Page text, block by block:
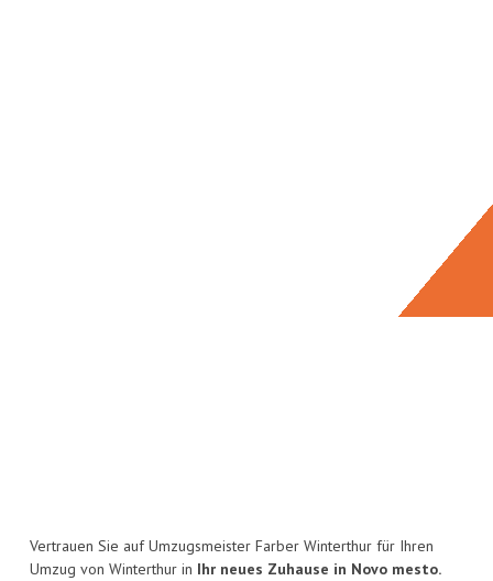
Vertrauen Sie auf Umzugsmeister Farber Winterthur für Ihren
Umzug von Winterthur in Ihr neues Zuhause in Novo mesto.